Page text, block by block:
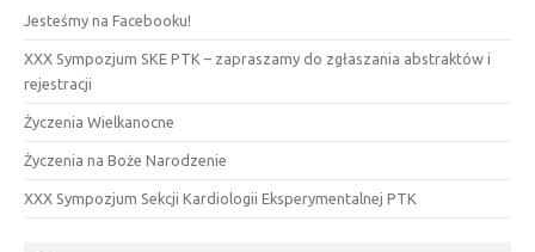
Jesteśmy na Facebooku!
XXX Sympozjum SKE PTK – zapraszamy do zgłaszania abstraktów i
rejestracji
Życzenia Wielkanocne
Życzenia na Boże Narodzenie
XXX Sympozjum Sekcji Kardiologii Eksperymentalnej PTK